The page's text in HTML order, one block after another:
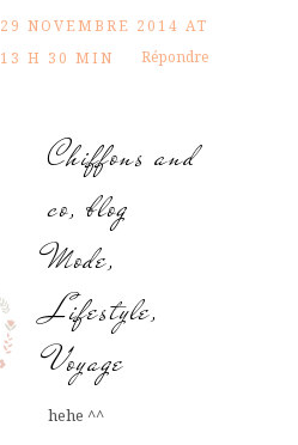
29 NOVEMBRE 2014 AT
13 H 30 MIN
Répondre
Chiffons and
co, blog
Mode,
Lifestyle,
Voyage
hehe ^^